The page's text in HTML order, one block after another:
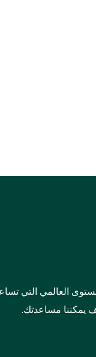
العالمي التي
يمكننا مساعدتك.